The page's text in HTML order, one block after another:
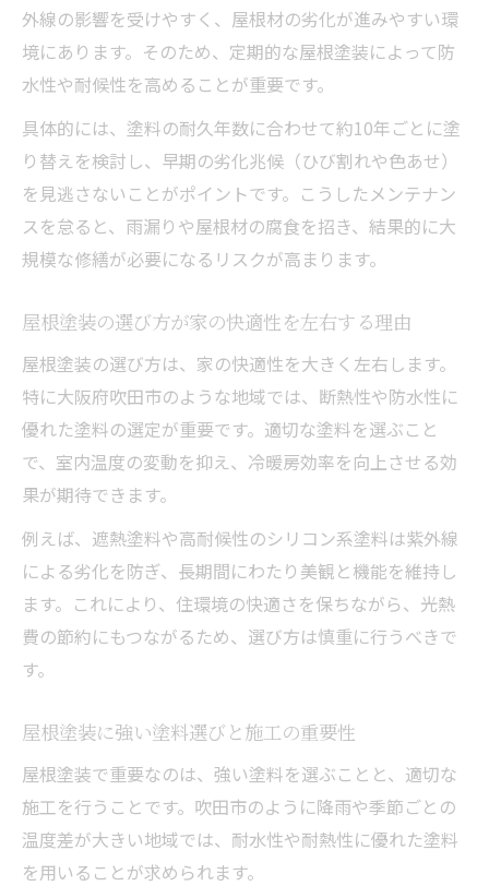
外線の影響を受けやすく、屋根材の劣化が進みやすい環
境にあります。そのため、定期的な屋根塗装によって防
水性や耐候性を高めることが重要です。
具体的には、塗料の耐久年数に合わせて約10年ごとに塗
り替えを検討し、早期の劣化兆候（ひび割れや色あせ）
を見逃さないことがポイントです。こうしたメンテナン
スを怠ると、雨漏りや屋根材の腐食を招き、結果的に大
規模な修繕が必要になるリスクが高まります。
屋根塗装の選び方が家の快適性を左右する理由
屋根塗装の選び方は、家の快適性を大きく左右します。
特に大阪府吹田市のような地域では、断熱性や防水性に
優れた塗料の選定が重要です。適切な塗料を選ぶこと
で、室内温度の変動を抑え、冷暖房効率を向上させる効
果が期待できます。
例えば、遮熱塗料や高耐候性のシリコン系塗料は紫外線
による劣化を防ぎ、長期間にわたり美観と機能を維持し
ます。これにより、住環境の快適さを保ちながら、光熱
費の節約にもつながるため、選び方は慎重に行うべきで
す。
屋根塗装に強い塗料選びと施工の重要性
屋根塗装で重要なのは、強い塗料を選ぶことと、適切な
施工を行うことです。吹田市のように降雨や季節ごとの
温度差が大きい地域では、耐水性や耐熱性に優れた塗料
を用いることが求められます。